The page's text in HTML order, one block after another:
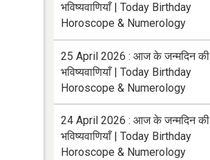
भविष्यवाणियाँ | Today Birthday
Horoscope & Numerology
25 April 2026 : आज के जन्मदिन की
भविष्यवाणियाँ | Today Birthday
Horoscope & Numerology
24 April 2026 : आज के जन्मदिन की
भविष्यवाणियाँ | Today Birthday
Horoscope & Numerology